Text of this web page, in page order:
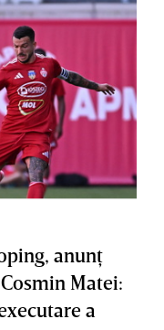
anunţ
Matei:
a